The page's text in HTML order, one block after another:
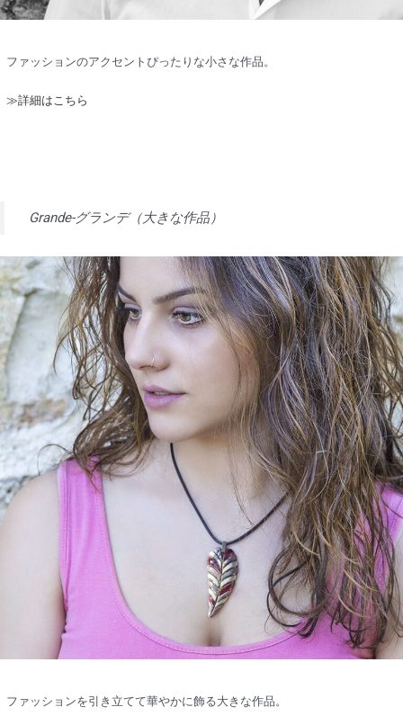
ファッションのアクセントぴったりな小さな作品。
≫詳細はこちら
Grande-グランデ（大きな作品）
ファッションを引き立てて華やかに飾る大きな作品。